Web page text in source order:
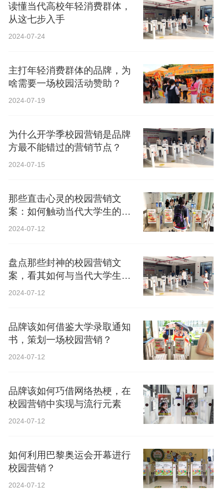
读懂当代高校年轻消费群体，
从这七步入手
2024-07-24
主打年轻消费群体的品牌，为
啥需要一场校园活动赞助？
2024-07-19
为什么开学季校园营销是品牌
方最不能错过的营销节点？
2024-07-15
那些直击心灵的校园营销文
案：如何触动当代大学生的心
弦？
2024-07-12
盘点那些封神的校园营销文
案，看其如何与当代大学生精
神共鸣？
2024-07-12
品牌该如何借鉴大学录取通知
书，策划一场校园营销？
2024-07-12
品牌该如何巧借网络热梗，在
校园营销中实现与流行元素
2024-07-12
如何利用巴黎奥运会开幕进行
校园营销？
2024-07-12